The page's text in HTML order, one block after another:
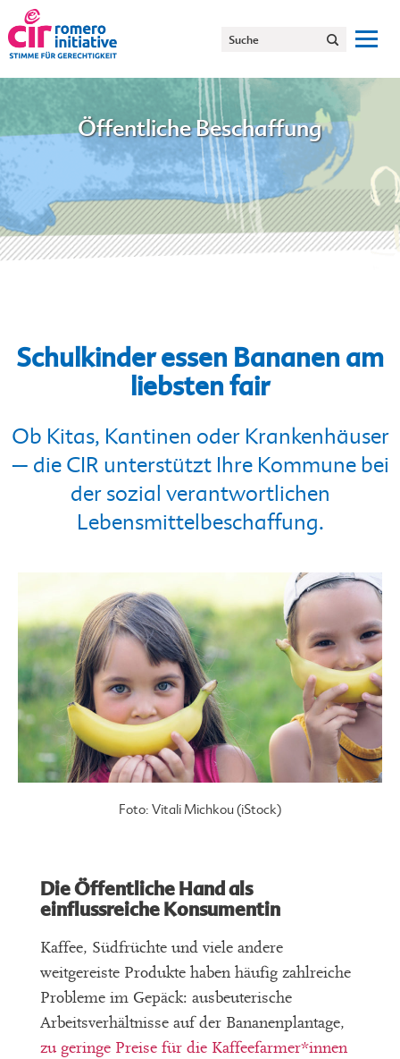
Öffentliche Beschaffung
Schulkinder essen Bananen am
liebsten fair
Ob Kitas, Kantinen oder Krankenhäuser
– die CIR unterstützt Ihre Kommune bei
der sozial verantwortlichen
Lebensmittelbeschaffung.
Foto: Vitali Michkou (iStock)
Die Öffentliche Hand als
einflussreiche Konsumentin
Kaffee, Südfrüchte und viele andere
weitgereiste Produkte haben häufig zahlreiche
Probleme im Gepäck: ausbeuterische
Arbeitsverhältnisse auf der Bananenplantage,
zu geringe Preise für die Kaffeefarmer*innen